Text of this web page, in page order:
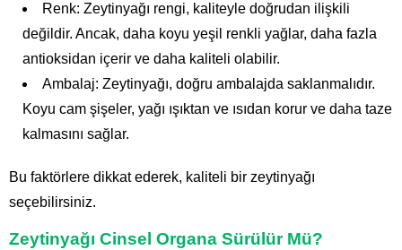
Renk: Zeytinyağı rengi, kaliteyle doğrudan ilişkili
değildir. Ancak, daha koyu yeşil renkli yağlar, daha fazla
antioksidan içerir ve daha kaliteli olabilir.
Ambalaj: Zeytinyağı, doğru ambalajda saklanmalıdır.
Koyu cam şişeler, yağı ışıktan ve ısıdan korur ve daha taze
kalmasını sağlar.
Bu faktörlere dikkat ederek, kaliteli bir zeytinyağı
seçebilirsiniz.
Zeytinyağı Cinsel Organa Sürülür Mü?